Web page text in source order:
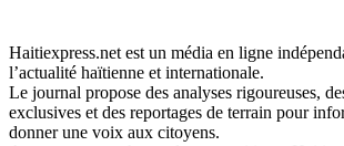
Haitiexpress.net est un média en ligne
l’actualité haïtienne et internationale.
Le journal propose des analyses rigoureuses,
exclusives et des reportages de terrain pour
donner une voix aux citoyens.